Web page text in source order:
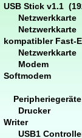
USB Stick v1.1
kompatibler Fast-
Modem
Softmodem
Drucker
Writer
USB1